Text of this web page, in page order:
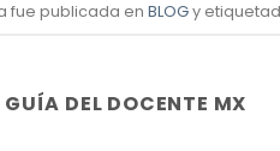
fue publicada enBLOGy
GUÍA DEL DOCENTE MX